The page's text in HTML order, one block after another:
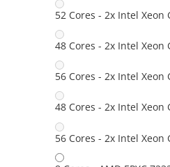
52 Cores - 2x Intel Xeon
48 Cores - 2x Intel Xeon
56 Cores - 2x Intel Xeon
48 Cores - 2x Intel Xeon
56 Cores - 2x Intel Xeon